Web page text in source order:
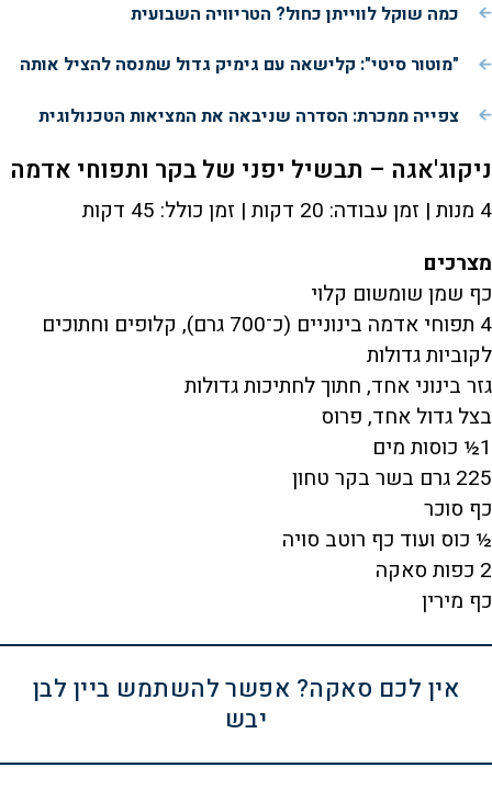
כמה שוקל לווייתן כחול? הטריוויה השבועית
"מוטור סיטי": קלישאה עם גימיק גדול שמנסה להציל אותה
צפייה ממכרת: הסדרה שניבאה את המציאות הטכנולוגית
ניקוג'אגה – תבשיל יפני של בקר ותפוחי אדמה
4 מנות | זמן עבודה: 20 דקות | זמן כולל: 45 דקות
מצרכים
כף שמן שומשום קלוי
4 תפוחי אדמה בינוניים (כ־700 גרם), קלופים וחתוכים
לקוביות גדולות
גזר בינוני אחד, חתוך לחתיכות גדולות
בצל גדול אחד, פרוס
1½ כוסות מים
225 גרם בשר בקר טחון
כף סוכר
½ כוס ועוד כף רוטב סויה
2 כפות סאקה
כף מירין
אין לכם סאקה? אפשר להשתמש ביין לבן
יבש